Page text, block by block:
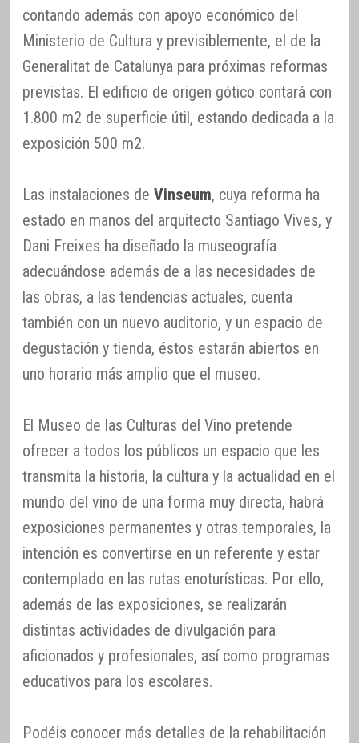
contando además con apoyo económico del
Ministerio de Cultura y previsiblemente, el de la
Generalitat de Catalunya para próximas reformas
previstas. El edificio de origen gótico contará con
1.800 m2 de superficie útil, estando dedicada a la
exposición 500 m2.
Las instalaciones de Vinseum, cuya reforma ha
estado en manos del arquitecto Santiago Vives, y
Dani Freixes ha diseñado la museografía
adecuándose además de a las necesidades de
las obras, a las tendencias actuales, cuenta
también con un nuevo auditorio, y un espacio de
degustación y tienda, éstos estarán abiertos en
uno horario más amplio que el museo.
El Museo de las Culturas del Vino pretende
ofrecer a todos los públicos un espacio que les
transmita la historia, la cultura y la actualidad en el
mundo del vino de una forma muy directa, habrá
exposiciones permanentes y otras temporales, la
intención es convertirse en un referente y estar
contemplado en las rutas enoturísticas. Por ello,
además de las exposiciones, se realizarán
distintas actividades de divulgación para
aficionados y profesionales, así como programas
educativos para los escolares.
Podéis conocer más detalles de la rehabilitación